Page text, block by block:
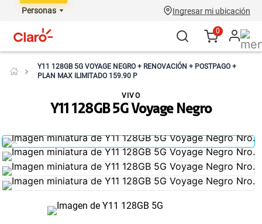
Personas Ingresar mi ubicación
0
Y11 128GB 5G VOYAGE NEGRO + RENOVACIÓN + POSTPAGO +
PLAN MAX ILIMITADO 159.90 P
Y11 128GB 5G Voyage Negro
VIVO